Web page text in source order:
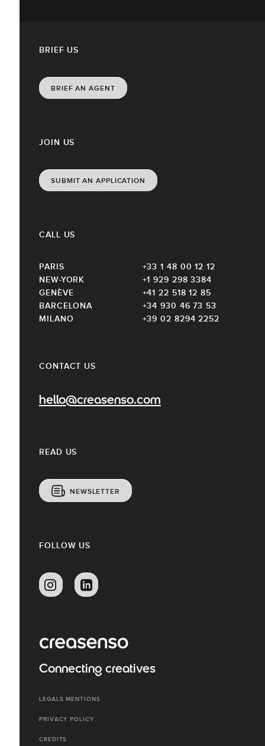
CONTACT US
hello@creasenso.com
JOIN US
SUBMIT AN APPLICATION
READ US
NEWSLETTER
CALL US
PARIS
+33 1 48 00 12 12
NEW-YORK
+1 929 298 3384
GENÈVE
+41 22 518 12 85
BARCELONA
+34 930 46 73 53
MILANO
+39 02 8294 2252
BRIEF US
BRIEF AN AGENT
FOLLOW US
Connecting creatives
LEGALS MENTIONS
PRIVACY POLICY
CREDITS